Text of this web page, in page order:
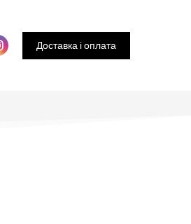
Доставка і оплата